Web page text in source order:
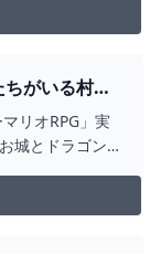
も掲載してい
い方は是非ご
ちがいる村
】【女性実
リオRPG」実
城とドラゴンと
RPG再生リス